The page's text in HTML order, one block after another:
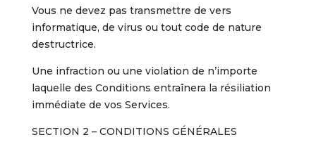
Vous ne devez pas transmettre de vers
informatique, de virus ou tout code de nature
destructrice.
Une infraction ou une violation de n’importe
laquelle des Conditions entraînera la résiliation
immédiate de vos Services.
SECTION 2 – CONDITIONS GÉNÉRALES